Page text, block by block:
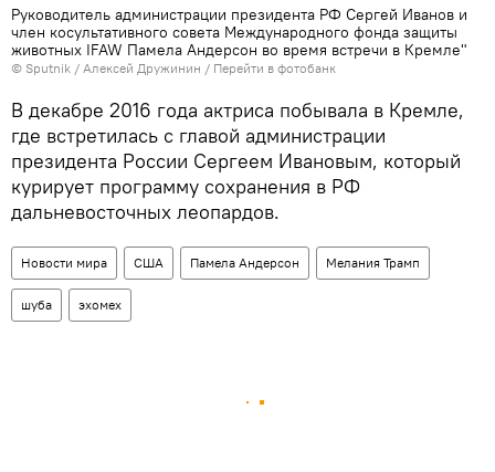
Руководитель администрации президента РФ Сергей Иванов и
член косультативного совета Международного фонда защиты
животных IFAW Памела Андерсон во время встречи в Кремле"
© Sputnik / Алексей Дружинин / Перейти в фотобанк
В декабре 2016 года актриса побывала в Кремле,
где встретилась с главой администрации
президента России Сергеем Ивановым, который
курирует программу сохранения в РФ
дальневосточных леопардов.
Новости мира США Памела Андерсон Мелания Трамп
шуба эхомех